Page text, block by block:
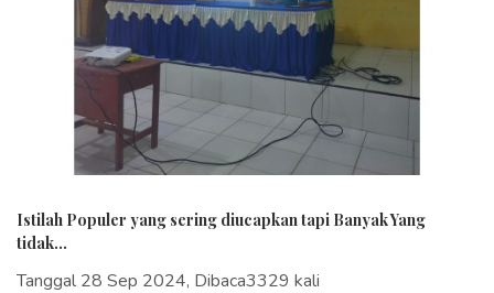
Istilah Populer yang sering diucapkan tapi Banyak Yang
tidak...
Tanggal 28 Sep 2024, Dibaca3329 kali